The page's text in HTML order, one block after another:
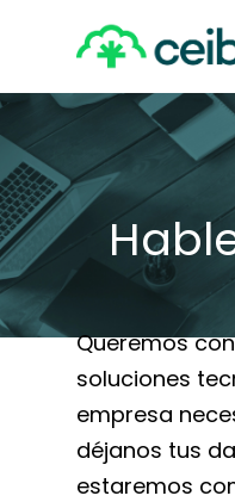
Queremos
soluciones
empresa
déjanos tus
estaremos